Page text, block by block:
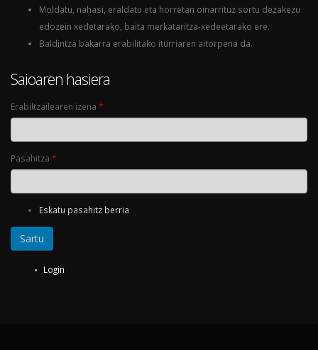
Moldatu, nahasi, eraldatu eta horretan oinarrituz sortu dezakezu
edozein xedetarako, baita merkataritza-xedeetarako ere.
Baldintza bakarra erabilitako iturriaren aitorpena da.
Saioaren hasiera
Erabiltzailearen izena *
Pasahitza *
Eskatu pasahitz berria
Login